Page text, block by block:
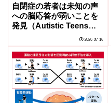
自閉症の若者は未知の声
への脳応答が弱いことを
発見（Autistic Teens
‘Tune In’ Less to New
Voices）
2026-07-16